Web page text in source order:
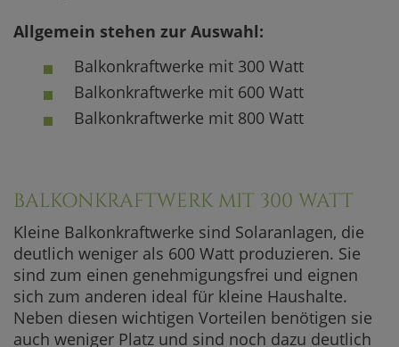
Allgemein stehen zur Auswahl:
Balkonkraftwerke mit 300 Watt
Balkonkraftwerke mit 600 Watt
Balkonkraftwerke mit 800 Watt
BALKONKRAFTWERK MIT 300 WATT
Kleine Balkonkraftwerke sind Solaranlagen, die
deutlich weniger als 600 Watt produzieren. Sie
sind zum einen genehmigungsfrei und eignen
sich zum anderen ideal für kleine Haushalte.
Neben diesen wichtigen Vorteilen benötigen sie
auch weniger Platz und sind noch dazu deutlich